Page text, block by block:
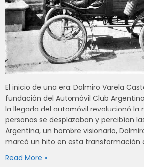
El inicio de una era: Dalmiro Varela
fundación del Automóvil Club
la llegada del automóvil revolucionó la
personas se desplazaban y percibían
Argentina, un hombre visionario,
marcó un hito en esta transformación
Read More »